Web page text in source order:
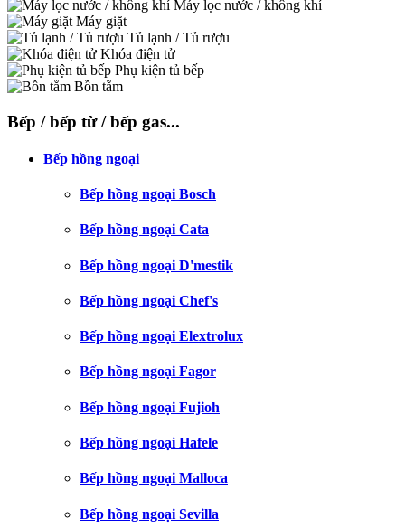
Máy lọc nước / không khí
Máy giặt
Tủ lạnh / Tủ rượu
Khóa điện tử
Phụ kiện tủ bếp
Bồn tắm
Bếp / bếp từ / bếp gas...
Bếp hồng ngoại
Bếp hồng ngoại Bosch
Bếp hồng ngoại Cata
Bếp hồng ngoại D'mestik
Bếp hồng ngoại Chef's
Bếp hồng ngoại Elextrolux
Bếp hồng ngoại Fagor
Bếp hồng ngoại Fujioh
Bếp hồng ngoại Hafele
Bếp hồng ngoại Malloca
Bếp hồng ngoại Sevilla